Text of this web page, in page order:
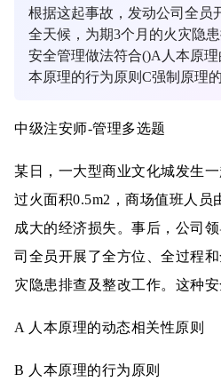
根据这起事故，发动公司全员
全天候，为期3个月的火灾隐
安全管理做法符合()A人本原
本原理的行为原则C强制原理
中级注安师-管理多选题
某日，一大型商业文化城发生
过火面积0.5m2，商场值班人员
成大的经济损失。事后，公司
司全员开展了全方位、全过程
灾隐患排查及整改工作。这种
A 人本原理的动态相关性原则
B 人本原理的行为原则